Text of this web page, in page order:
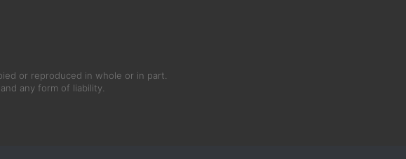
or reproduced in whole or in part.
any form of liability.